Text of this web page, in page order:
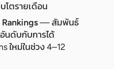
ตรายเดือน
— สัมพันธ์
นดับกับการได้
ใหม่ในช่วง 4–12